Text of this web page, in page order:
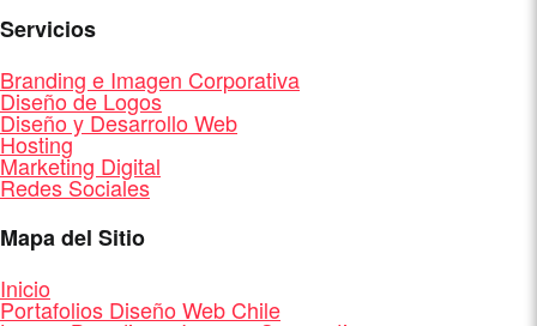
Servicios
Branding e Imagen Corporativa
Diseño de Logos
Diseño y Desarrollo Web
Hosting
Marketing Digital
Redes Sociales
Mapa del Sitio
Inicio
Portafolios Diseño Web Chile